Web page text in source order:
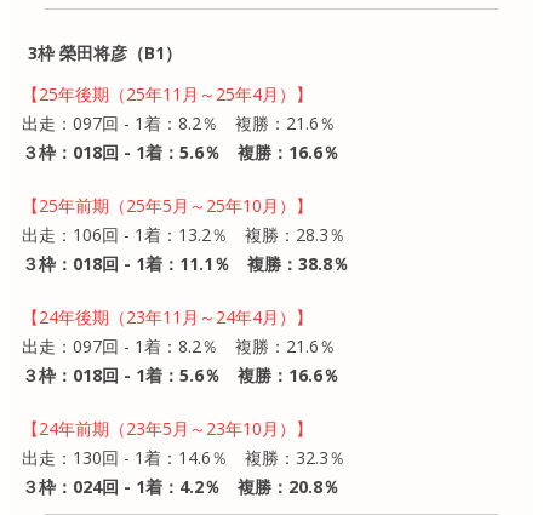
3枠 榮田将彦（B1）
【25年後期（25年11月～25年4月）】
出走：097回 - 1着：8.2％ 複勝：21.6％
３枠：018回 - 1着：5.6％ 複勝：16.6％
【25年前期（25年5月～25年10月）】
出走：106回 - 1着：13.2％ 複勝：28.3％
３枠：018回 - 1着：11.1％ 複勝：38.8％
【24年後期（23年11月～24年4月）】
出走：097回 - 1着：8.2％ 複勝：21.6％
３枠：018回 - 1着：5.6％ 複勝：16.6％
【24年前期（23年5月～23年10月）】
出走：130回 - 1着：14.6％ 複勝：32.3％
３枠：024回 - 1着：4.2％ 複勝：20.8％